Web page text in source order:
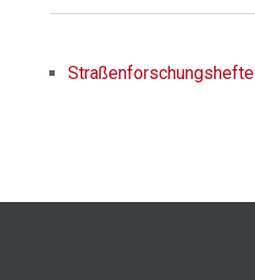
Straßenforschungshefte